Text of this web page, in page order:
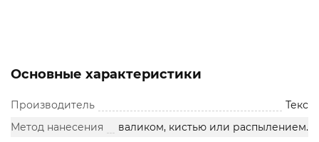
Основные характеристики
Производитель
Текс
Метод нанесения
валиком, кистью или распылением.